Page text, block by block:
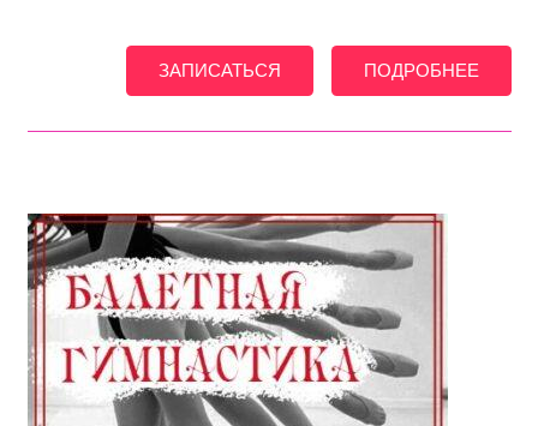
ПОДРОБНЕЕ
ЗАПИСАТЬСЯ